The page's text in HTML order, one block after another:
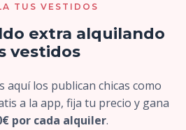
TUS VESTIDOS
extra alquilando
vestidos
aquí los publican chicas como
a la app, fija tu precio y gana
por cada alquiler.